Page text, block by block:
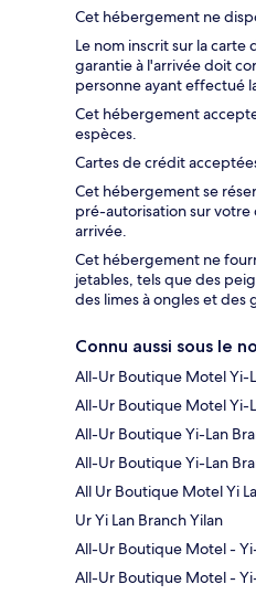
Cet hébergement ne
Le nom inscrit sur la
garantie à l'arrivée doit
personne ayant effectué
Cet hébergement
espèces.
Cartes de crédit
Cet hébergement se
pré-autorisation sur
arrivée.
Cet hébergement ne
jetables, tels que des
des limes à ongles et des
Connu aussi sous le
All-Ur Boutique Motel Yi-
All-Ur Boutique Motel Yi-
All-Ur Boutique Yi-Lan
All-Ur Boutique Yi-Lan
All Ur Boutique Motel Yi
Ur Yi Lan Branch Yilan
All-Ur Boutique Motel -
All-Ur Boutique Motel -